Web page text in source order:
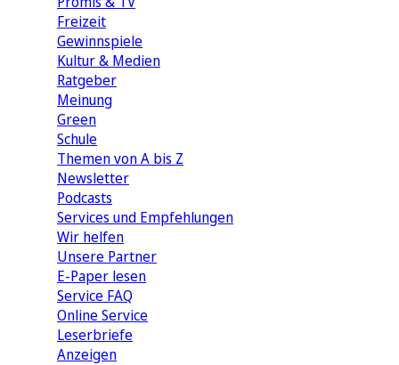
Freizeit
Gewinnspiele
Kultur & Medien
Ratgeber
Meinung
Green
Schule
Themen von A bis Z
Newsletter
Podcasts
Services und Empfehlungen
Wir helfen
Unsere Partner
E-Paper lesen
Service FAQ
Online Service
Leserbriefe
Anzeigen